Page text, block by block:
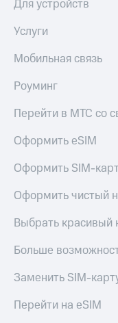
Для устройств
Услуги
Мобильная связь
Роуминг
Перейти в МТС со
Оформить eSIM
Оформить SIM-
Оформить чистый
Выбрать красивый
Больше
Заменить SIM-
Перейти на eSIM